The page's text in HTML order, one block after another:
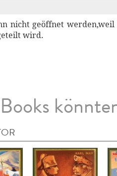
nicht geöffnet
wird.